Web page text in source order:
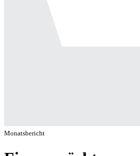
Monatsbericht